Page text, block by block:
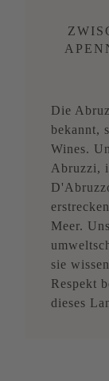
Die
bekannt,
Wines.
Abruzzi,
Meer.
sie
Respekt
dieses